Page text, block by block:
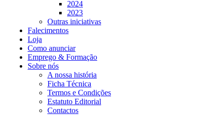
2024
2023
Outras iniciativas
Falecimentos
Loja
Como anunciar
Emprego & Formação
Sobre nós
A nossa história
Ficha Técnica
Termos e Condições
Estatuto Editorial
Contactos